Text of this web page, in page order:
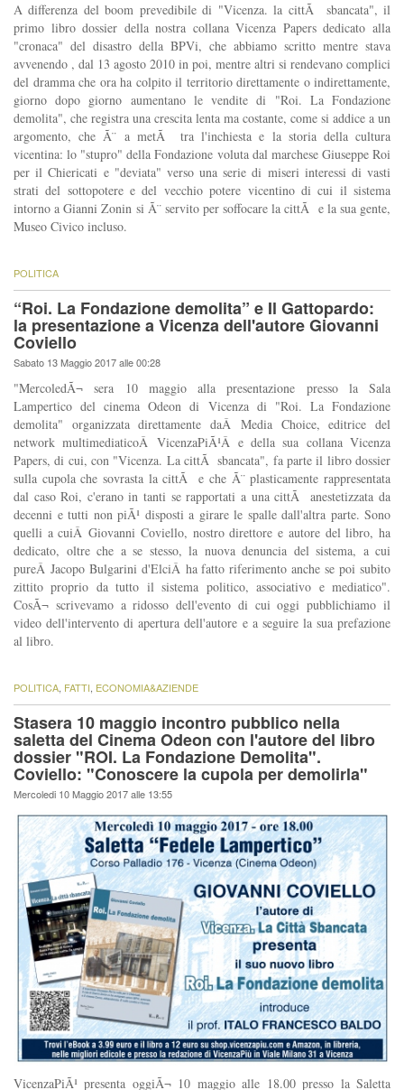
A differenza del boom prevedibile di "Vicenza. la cittÃ sbancata", il
primo libro dossier della nostra collana Vicenza Papers dedicato alla
"cronaca" del disastro della BPVi, che abbiamo scritto mentre stava
avvenendo , dal 13 agosto 2010 in poi, mentre altri si rendevano complici
del dramma che ora ha colpito il territorio direttamente o indirettamente,
giorno dopo giorno aumentano le vendite di "Roi. La Fondazione
demolita", che registra una crescita lenta ma costante, come si addice a un
argomento, che Ã¨ a metÃ tra l'inchiesta e la storia della cultura
vicentina: lo "stupro" della Fondazione voluta dal marchese Giuseppe Roi
per il Chiericati e "deviata" verso una serie di miseri interessi di vasti
strati del sottopotere e del vecchio potere vicentino di cui il sistema
intorno a Gianni Zonin si Ã¨ servito per soffocare la cittÃ e la sua gente,
Museo Civico incluso.
POLITICA
“Roi. La Fondazione demolita” e Il Gattopardo:
la presentazione a Vicenza dell'autore Giovanni
Coviello
Sabato 13 Maggio 2017 alle 00:28
"MercoledÃ¬ sera 10 maggio alla presentazione presso la Sala
Lampertico del cinema Odeon di Vicenza di "Roi. La Fondazione
demolita" organizzata direttamente daÂ Media Choice, editrice del
network multimediaticoÂ VicenzaPiÃ¹Â e della sua collana Vicenza
Papers, di cui, con "Vicenza. La cittÃ sbancata", fa parte il libro dossier
sulla cupola che sovrasta la cittÃ e che Ã¨ plasticamente rappresentata
dal caso Roi, c'erano in tanti se rapportati a una cittÃ anestetizzata da
decenni e tutti non piÃ¹ disposti a girare le spalle dall'altra parte. Sono
quelli a cuiÂ Giovanni Coviello, nostro direttore e autore del libro, ha
dedicato, oltre che a se stesso, la nuova denuncia del sistema, a cui
pureÂ Jacopo Bulgarini d'ElciÂ ha fatto riferimento anche se poi subito
zittito proprio da tutto il sistema politico, associativo e mediatico".
CosÃ¬ scrivevamo a ridosso dell'evento di cui oggi pubblichiamo il
video dell'intervento di apertura dell'autore e a seguire la sua prefazione
al libro.
POLITICA FATTI ECONOMIA&AZIENDE
Stasera 10 maggio incontro pubblico nella
saletta del Cinema Odeon con l'autore del libro
dossier "ROI. La Fondazione Demolita".
Coviello: "Conoscere la cupola per demolirla"
Mercoledi 10 Maggio 2017 alle 13:55
VicenzaPiÃ¹ presenta oggiÃ¬ 10 maggio alle 18.00 presso la Saletta